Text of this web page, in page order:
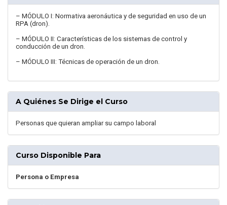
– MÓDULO I: Normativa aeronáutica y de seguridad en uso de un
RPA (dron).
– MÓDULO II: Características de los sistemas de control y
conducción de un dron.
– MÓDULO III: Técnicas de operación de un dron.
A Quiénes Se Dirige el Curso
Personas que quieran ampliar su campo laboral
Curso Disponible Para
Persona o Empresa